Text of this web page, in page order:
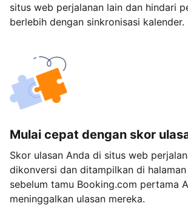
situs web perjalanan lain dan hindari
berlebih dengan sinkronisasi kalender.
Mulai cepat dengan skor
Skor ulasan Anda di situs web
dikonversi dan ditampilkan di
sebelum tamu Booking.com pertama
meninggalkan ulasan mereka.